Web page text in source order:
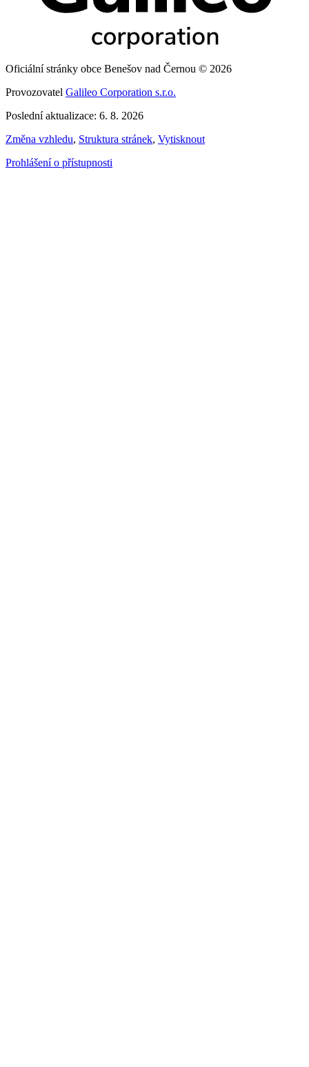
Oficiální stránky obce Benešov nad Černou © 2026
Provozovatel Galileo Corporation s.r.o.
Poslední aktualizace: 6. 8. 2026
Změna vzhledu, Struktura stránek, Vytisknout
Prohlášení o přístupnosti